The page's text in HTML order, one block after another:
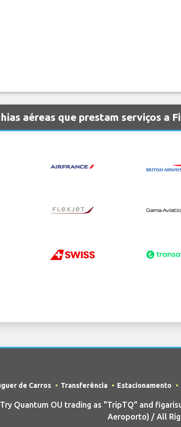
aéreas que prestam serviços a
de Carros Transferência Estacionamento
Try Quantum OU trading as "TripTQ" and
Aeroporto) / All